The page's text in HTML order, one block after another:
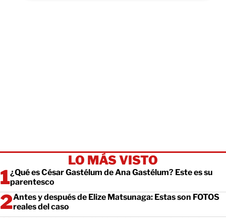
LO MÁS VISTO
¿Qué es César Gastélum de Ana Gastélum? Este es su
parentesco
Antes y después de Elize Matsunaga: Estas son FOTOS
reales del caso